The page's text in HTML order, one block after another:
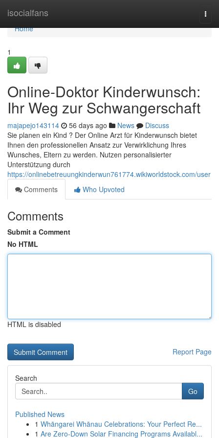
isocialfans
Home
Home
1
Online-Doktor Kinderwunsch:
Ihr Weg zur Schwangerschaft
majapejo143114 56 days ago News
Discuss
Sie planen ein Kind ? Der Online Arzt für Kinderwunsch bietet
Ihnen den professionellen Ansatz zur Verwirklichung Ihres
Wunsches, Eltern zu werden. Nutzen personalisierter
Unterstützung durch
https://onlinebetreuungkinderwun761774.wikiworldstock.com/user
Comments
Who Upvoted
Comments
Submit a Comment
No HTML
HTML is disabled
Report Page
Search
Go
Published News
1 Whāngarei Whānau Celebrations: Your Perfect Re...
1 Are Zero-Down Solar Financing Programs Availabl...